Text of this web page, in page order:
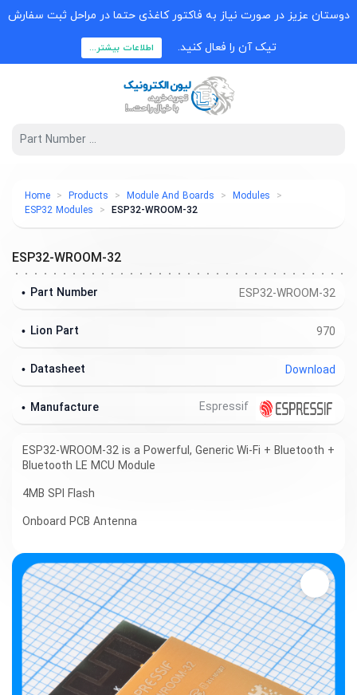
عزیز در صورت نیاز به فاکتور کاغذی حتما در مراحل ثبت سفارش
تیک آن را فعال کنید. اطلاعات بیشتر...
Home Products Module And Boards
Modules
ESP32 Modules
ESP32-WROOM-32
ESP32-WROOM-32
ESP32-WROOM-32
Part Number
970
Lion Part
Download
Datasheet
Espressif
Manufacture
ESP32-WROOM-32 is a Powerful, Generic Wi-Fi + Bluetooth
Bluetooth LE MCU Module
4MB SPI Flash
On­board PCB Antenna